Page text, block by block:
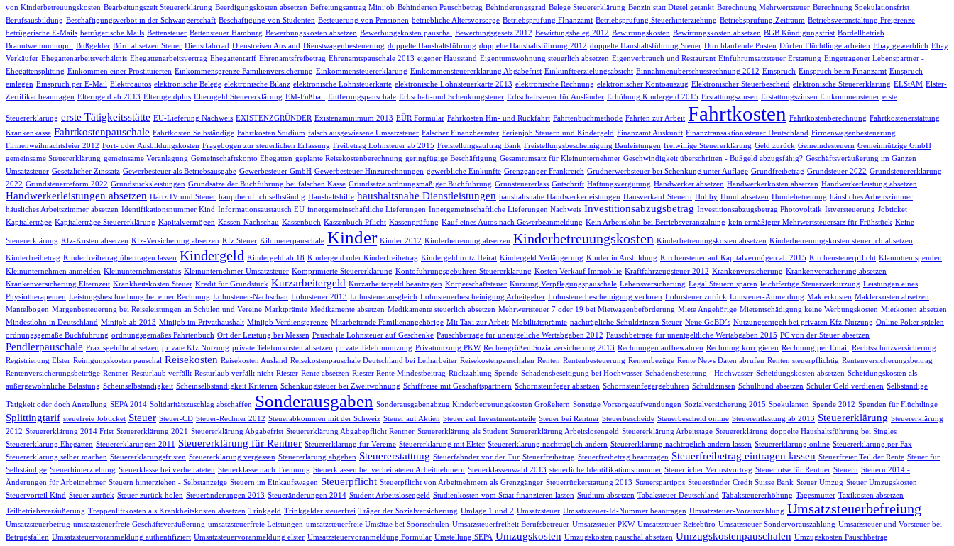
von Kinderbetreuungskosten Bearbeitungszeit Steuererklärung Beerdigungskosten absetzen Befreiungsantrag Minijob Behinderten Pauschbetrag Behinderungsgrad Belege Steuererklärung Benzin statt Diesel getankt Berechnung Mehrwertsteuer Berechnung Spekulationsfrist
Berufsausbildung Beschäftigungsverbot in der Schwangerschaft Beschäftigung von Studenten Besteuerung von Pensionen betriebliche Altersvorsorge Betriebsprüfung FInanzamt Betriebsprüfung Steuerhinterziehung Betriebsprüfung Zeitraum Betriebsveranstaltung Freigrenze
betrügerische E-Mails betrügerische Mails Bettensteuer Bettensteuer Hamburg Bewerbungskosten absetzen Bewerbungskosten pauschal Bewertungsgesetz 2012 Bewirtungsbeleg 2012 Bewirtungskosten Bewirtungskosten absetzen BGB Kündigungsfrist Bordellbetrieb
Branntweinmonopol Bußgelder Büro absetzen Steuer Dienstfahrrad Dienstreisen Ausland Dienstwagenbesteuerung doppelte Haushaltsführung doppelte Haushaltsführung 2012 doppelte Haushaltsführung Steuer Durchlaufende Posten Dürfen Flüchtlinge arbeiten Ebay gewerblich Ebay
Verkäufer Ehegattenarbeitsverhältnis Ehegattenarbeitsvertrag Ehegattentarif Ehrenamtsfreibetrag Ehrenamtspauschale 2013 eigener Hausstand Eigentumswohnung steuerlich absetzen Eigenverbrauch und Restaurant Einfuhrumsatzsteuer Erstattung Eingetragener Lebenspartner -
Ehegattensplitting Einkommen einer Prostituierten Einkommensgrenze Familienversicherung Einkommensteuererklärung Einkommensteuererklärung Abgabefrist Einkünfteerzielungsabsicht Einnahmenüberschussrechnung 2012 Einspruch Einspruch beim Finanzamt Einspruch
einlegen Einspruch per E-Mail Elektroautos elektronische Belege elektronische Bilanz elektronische Lohnsteuerkarte elektronische Lohnsteuerkarte 2013 elektronische Rechnung elektronischer Kontoauszug Elektronischer Steuerbescheid elektronische Steuererklärung ELStAM Elster-
Zertifikat beantragen Elterngeld ab 2013 Elterngeldplus Elterngeld Steuererklärung EM-Fußball Entferungspauschale Erbschaft-und Schenkungsteuer Erbschaftsteuer für Ausländer Erhöhung Kindergeld 2015 Erstattungszinsen Erstattungszinsen Einkommensteuer erste
Steuererklärung erste Tätigkeitsstätte EU-Lieferung Nachweis EXISTENZGRÜNDER Existenzminimum 2013 EÜR Formular Fahrkosten Hin- und Rückfahrt Fahrtenbuchmethode Fahrten zur Arbeit Fahrtkosten Fahrtkostenberechnung Fahrtkostenerstattung
Krankenkasse Fahrtkostenpauschale Fahrtkosten Selbständige Fahrtkosten Studium falsch ausgewiesene Umsatzsteuer Falscher Finanzbeamter Ferienjob Steuern und Kindergeld Finanzamt Auskunft Finanztransaktionssteuer Deutschland Firmenwagenbesteuerung
Firmenweihnachtsfeier 2012 Fort- oder Ausbildungskosten Fragebogen zur steuerlichen Erfassung Freibetrag Lohnsteuer ab 2015 Freistellungsauftrag Bank Freistellungsbescheinigung Bauleistungen freiwillige Steuererklärung Geld zurück Gemeindesteuern Gemeinnützige GmbH
gemeinsame Steuererklärung gemeinsame Veranlagung Gemeinschaftskonto Ehegatten geplante Reisekostenberechnung geringfügige Beschäftigung Gesamtumsatz für Kleinunternehmer Geschwindigkeit überschritten - Bußgeld abzugsfähig? Geschäftsveräußerung im Ganzen
Umsatzsteuer Gesetzlicher Zinssatz Gewerbesteuer als Betriebsausgabe Gewerbesteuer GmbH Gewerbesteuer Hinzurechnungen gewerbliche Einkünfte Grenzgänger Frankreich Grudnerwerbsteuer bei Schenkung unter Auflage Grundfreibetrag Grundsteuer 2022 Grundsteuererklärung
2022 Grundsteuerreform 2022 Grundstücksleistungen Grundsätze der Buchführung bei falschen Kasse Grundsätze ordnungsmäßiger Buchführung Grunsteuererlass Gutschrift Haftungsvergütung Handwerker absetzen Handwerkerkosten absetzen Handwerkerleistung absetzen
Handwerkerleistungen absetzen Hartz IV und Steuer hauptberuflich selbständig Haushaltshilfe haushaltsnahe Dienstleistungen haushaltsnahe Handwerkerleistungen Hausverkauf Steuern Hobby Hund absetzen Hundebetreuung häusliches Arbeitszimmer
häusliches Arbeitszimmer absetzen Identifikationsnummer Kind Informationsaustausch EU innergemeinschaftliche Lieferungen Innergemeinschaftliche Lieferungen Nachweis Investitionsabzugsbetrag Investitionsabzugsbetrag Photovoltaik Istversteuerung Jobticket
Kapitalerträge Kapitalerträge Steuererklärung Kapitalvermögen Kassen-Nachschau Kassenbuch Kassenbuch Pflicht Kassenprüfung Kauf eines Autos nach Gewerbeanmeldung Kein Arbeitslohn bei Betriebsveranstaltung kein ermäßigter Mehrwertsteuersatz für Frühstück Keine
Steuererklärung Kfz-Kosten absetzen Kfz-Versicherung absetzen Kfz Steuer Kilometerpauschale Kinder Kinder 2012 Kinderbetreuung absetzen Kinderbetreuungskosten Kinderbetreuungskosten absetzen Kinderbetreuungskosten steuerlich absetzen
Kinderfreibetrag Kinderfreibetrag übertragen lassen Kindergeld Kindergeld ab 18 Kindergeld oder Kinderfreibetrag Kindergeld trotz Heirat Kindergeld Verlängerung Kinder in Ausbildung Kirchensteuer auf Kapitalvermögen ab 2015 Kirchensteuerpflicht Klamotten spenden
Kleinunternehmen anmelden Kleinunternehmerstatus Kleinunternehmer Umsatzsteuer Komprimierte Steuererklärung Kontoführungsgebühren Steuererklärung Kosten Verkauf Immobilie Kraftfahrzeugsteuer 2012 Krankenversicherung Krankenversicherung absetzen
Krankenversicherung Elternzeit Krankheitskosten Steuer Kredit für Grundstück Kurzarbeitergeld Kurzarbeitergeld beantragen Körperschaftsteuer Kürzung Verpflegungspauschale Lebensversicherung Legal Steuern sparen leichtfertige Steuerverkürzung Leistungen eines
Physiotherapeuten Leistungsbeschreibung bei einer Rechnung Lohnsteuer-Nachschau Lohnsteuer 2013 Lohnsteuerausgleich Lohnsteuerbescheinigung Arbeitgeber Lohnsteuerbescheinigung verloren Lohnsteuer zurück Lonsteuer-Anmeldung Maklerkosten Maklerkosten absetzen
Mantelbogen Margenbesteuerung bei Reiseleistungen an Schulen und Vereine Marktprämie Medikamente absetzen Medikamente steuerlich absetzen Mehrwertsteuer 7 oder 19 bei Mietwagenbeförderung Miete Angehörige Mietentschädigung keine Werbungskosten Mietkosten absetzen
Mindestlohn in Deutschland Minijob ab 2013 Minijob im Privathaushalt Minijob Verdienstgrenze Mitarbeitende Familienangehörige Mit Taxi zur Arbeit Mobilitätsprämie nachträgliche Schuldzinsen Steuer Neue GoBD´s Nutzungsentgelt bei privaten Kfz-Nutzung Online Poker spielen
ordnungsgemäße Buchführung ordnungsgemäßes Fahrtenbuch Ort der Leistung bei Messen Pauschale Lohnsteuer auf Geschenke Pauschbeträge für unentgeliche Wertabgaben 2012 Pauschbeträge für unentgeltliche Wertabgaben 2015 PC von der Steuer absetzen
Pendlerpauschale Praxisgebühr absetzen private Kfz Nutzung private Telefonkosten absetzen private Telefonnutzung Privatnutzung PKW Rechengrößen Sozialversicherung 2013 Rechnungen aufbewahren Rechnung korrigieren Rechnung per Email Rechtsschutzversicherung
Registrierung Elster Reinigungskosten pauschal Reisekosten Reisekosten Ausland Reisekostenpauschale Deutschland bei Leiharbeiter Reisekostenpauschalen Renten Rentenbesteuerung Rentenbezüge Rente News Daten abrufen Renten steuerpflichtig Rentenversicherungsbeitrag
Rentenversicherungsbeiträge Rentner Resturlaub verfällt Resturlaub verfällt nicht Riester-Rente absetzen Riester Rente Mindestbeitrag Rückzahlung Spende Schadensbeseitigung bei Hochwasser Schadensbeseitung - Hochwasser Scheidungskosten absetzen Scheidungskosten als
außergewöhnliche Belastung Scheinselbständigkeit Scheinselbständigkeit Kriterien Schenkungsteuer bei Zweitwohnung Schiffreise mit Geschäftspartnern Schornsteinfeger absetzen Schornsteinfegergebühren Schuldzinsen Schulhund absetzen Schüler Geld verdienen Selbständige
Tätigkeit oder doch Anstellung SEPA 2014 Solidaritätszuschlag abschaffen Sonderausgaben Sonderausgabenabzug Kinderbetreuungskosten Großeltern Sonstige Vorsorgeaufwendungen Sozialversicherung 2015 Spekulanten Spende 2012 Spenden für Flüchtlinge
Splittingtarif steuefreie Jobticket Steuer Steuer-CD Steuer-Rechner 2012 Steuerabkommen mit der Schweiz Steuer auf Aktien Steuer auf Investmentanteile Steuer bei Rentner Steuerbescheide Steuerbescheid online Steuerentlastung ab 2013 Steuererklärung Steuererklärung
2012 Steuererklärung 2014 Frist Steuererklärung 2021 Steuererklärung Abgabefrist Steuererklärung Abgabepflicht Rentner Steuererklärung als Student Steuererklärung Arbeitslosengeld Steuererklärung Arbeitstage Steuererklärung doppelte Haushaltsführung bei Singles
Steuererklärung Ehegatten Steuererklärungen 2011 Steuererklärung für Rentner Steuererklärung für Vereine Steuererklärung mit Elster Steuererklärung nachträglich ändern Steuererklärung nachträglich ändern lassen Steuererklärung online Steuererklärung per Fax
Steuererklärung selber machen Steuererklärungsfristen Steuererklärung vergessen Steuererlärung abgeben Steuererstattung Steuerfahnder vor der Tür Steuerfreibetrag Steuerfreibetrag beantragen Steuerfreibetrag eintragen lassen Steuerfreier Teil der Rente Steuer für
Selbständige Steuerhinterziehung Steuerklasse bei verheirateten Steuerklasse nach Trennung Steuerklassen bei verheirateten Arbeitnehmern Steuerklassenwahl 2013 steuerliche Identifikationsnummer Steuerlicher Verlustvortrag Steuerlotse für Rentner Steuern Steuern 2014 -
Änderungen für Arbeitnehmer Steuern hinterziehen - Selbstanzeige Steuern im Einkaufswagen Steuerpflicht Steuerpflicht von Arbeitnehmern als Grenzgänger Steuerrückerstattung 2013 Steuerspartipps Steuersünder Credit Suisse Bank Steuer Umzug Steuer Umzugskosten
Steuervorteil Kind Steuer zurück Steuer zurück holen Steueränderungen 2013 Steueränderungen 2014 Student Arbeitslosengeld Studienkosten vom Staat finanzieren lassen Studium absetzen Tabaksteuer Deutschland Tabaksteuererhöhung Tagesmutter Taxikosten absetzen
Teilbetriebsveräußerung Treppenliftkosten als Krankheitskosten absetzen Trinkgeld Trinkgelder steuerfrei Träger der Sozialversicherung Umlage 1 und 2 Umsatzsteuer Umsatzsteuer-Id-Nummer beantragen Umsatzsteuer-Vorauszahlung Umsatzsteuerbefreiung
Umsatzsteuerbetrug umsatzsteuerfreie Geschäftsveräußerung umsatzsteuerfreie Leistungen umsatzsteuerfreie Umsätze bei Sportschulen Umsatzsteuerfreiheit Berufsbetreuer Umsatzsteuer PKW Umsatzsteuer Reisebüro Umsatzsteuer Sondervorauszahlung Umsatzsteuer und Vorsteuer bei
Betrugsfällen Umsatzsteuervoranmeldung authentifiziert Umsatzsteuervoranmeldung elster Umsatzsteuervoranmeldung Formular Umstellung SEPA Umzugskosten Umzugskosten pauschal absetzen Umzugskostenpauschalen Umzugskosten Pauschbetrag